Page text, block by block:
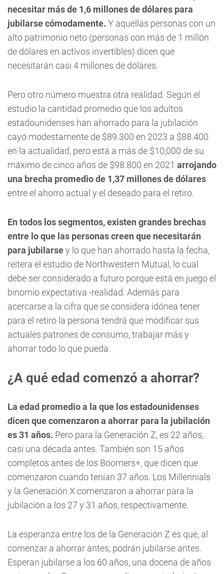
necesitar más de 1,6 millones de dólares para
jubilarse cómodamente. Y aquellas personas con un
alto patrimonio neto (personas con más de 1 millón
de dólares en activos invertibles) dicen que
necesitarán casi 4 millones de dólares.
Pero otro número muestra otra realidad. Según el
estudio la cantidad promedio que los adultos
estadounidenses han ahorrado para la jubilación
cayó modestamente de $89.300 en 2023 a $88.400
en la actualidad, pero está a más de $10,000 de su
máximo de cinco años de $98.800 en 2021 arrojando
una brecha promedio de 1,37 millones de dólares
entre el ahorro actual y el deseado para el retiro.
En todos los segmentos, existen grandes brechas
entre lo que las personas creen que necesitarán
para jubilarsey lo que han ahorrado hasta la fecha,
reitera el estudio de Northwestern Mutual, lo cual
debe ser considerado a futuro porque está en juego el
binomio expectativa -realidad. Además para
acercarse a la cifra que se considera idónea tener
para el retiro la persona tendrá que modificar sus
actuales patrones de consumo, trabajar más y
ahorrar todo lo que pueda.
¿A qué edad comenzó a ahorrar?
La edad promedio a la que los estadounidenses
dicen que comenzaron a ahorrar para la jubilación
es 31 años. Pero para la Generación Z, es 22 años,
casi una década antes. También son 15 años
completos antes de los Boomers+, que dicen que
comenzaron cuando tenían 37 años. Los Millennials
y la Generación X comenzaron a ahorrar para la
jubilación a los 27 y 31 años, respectivamente.
La esperanza entre los de la Generación Z es que, al
comenzar a ahorrar antes, podrán jubilarse antes.
Esperan jubilarse a los 60 años, una docena de años